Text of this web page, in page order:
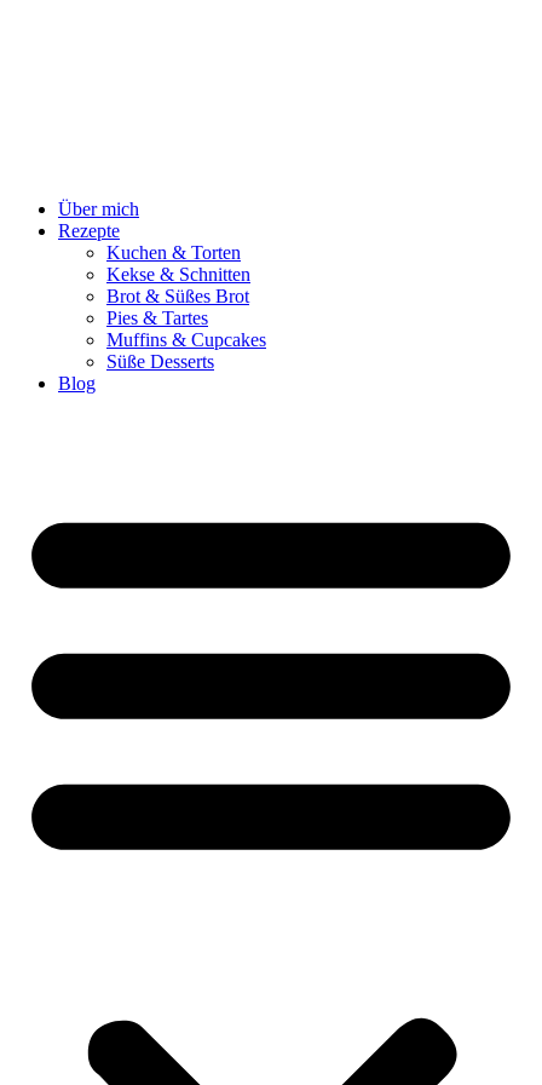
Über mich
Rezepte
Kuchen & Torten
Kekse & Schnitten
Brot & Süßes Brot
Pies & Tartes
Muffins & Cupcakes
Süße Desserts
Blog